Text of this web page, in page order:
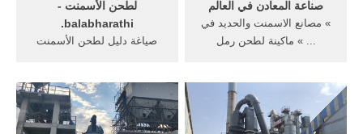
لطحن الأسمنت -
balabharathi.
صياغة دليل لطحن الأسمنت
العمل في صناعة ...
صناعة المعادن في العالم
» مصانع الاسمنت والحديد في
... » ماكينة لطحن رمل